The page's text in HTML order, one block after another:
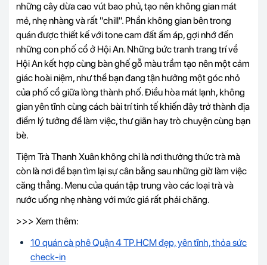
những cây dừa cao vút bao phủ, tạo nên không gian mát
mẻ, nhẹ nhàng và rất "chill". Phần không gian bên trong
quán được thiết kế với tone cam đất ấm áp, gợi nhớ đến
những con phố cổ ở Hội An. Những bức tranh trang trí về
Hội An kết hợp cùng bàn ghế gỗ màu trầm tạo nên một cảm
giác hoài niệm, như thể bạn đang tận hưởng một góc nhỏ
của phố cổ giữa lòng thành phố. Điều hòa mát lạnh, không
gian yên tĩnh cùng cách bài trí tinh tế khiến đây trở thành địa
điểm lý tưởng để làm việc, thư giãn hay trò chuyện cùng bạn
bè.
Tiệm Trà Thanh Xuân không chỉ là nơi thưởng thức trà mà
còn là nơi để bạn tìm lại sự cân bằng sau những giờ làm việc
căng thẳng. Menu của quán tập trung vào các loại trà và
nước uống nhẹ nhàng với mức giá rất phải chăng.
>>> Xem thêm:
10 quán cà phê Quận 4 TP.HCM đẹp, yên tĩnh, thỏa sức
check-in